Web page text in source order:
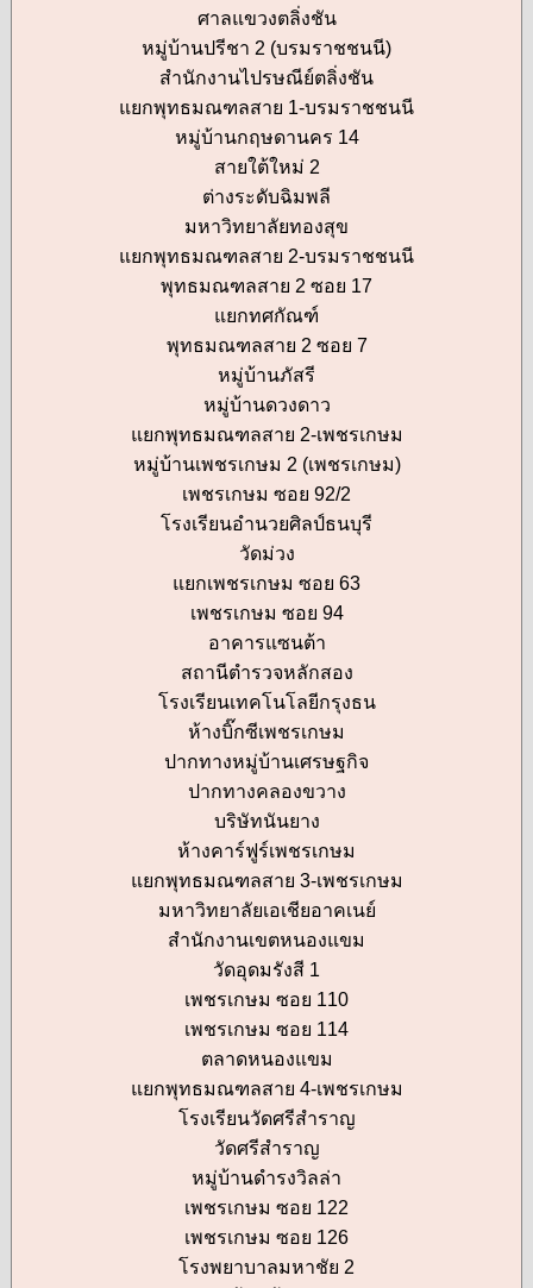
ศาลแขวงตลิ่งชัน
หมู่บ้านปรีชา 2 (บรมราชชนนี)
สำนักงานไปรษณีย์ตลิ่งชัน
แยกพุทธมณฑลสาย 1-บรมราชชนนี
หมู่บ้านกฤษดานคร 14
สายใต้ใหม่ 2
ต่างระดับฉิมพลี
มหาวิทยาลัยทองสุข
แยกพุทธมณฑลสาย 2-บรมราชชนนี
พุทธมณฑลสาย 2 ซอย 17
แยกทศกัณฑ์
พุทธมณฑลสาย 2 ซอย 7
หมู่บ้านภัสรี
หมู่บ้านดวงดาว
แยกพุทธมณฑลสาย 2-เพชรเกษม
หมู่บ้านเพชรเกษม 2 (เพชรเกษม)
เพชรเกษม ซอย 92/2
โรงเรียนอำนวยศิลป์ธนบุรี
วัดม่วง
แยกเพชรเกษม ซอย 63
เพชรเกษม ซอย 94
อาคารแซนต้า
สถานีตำรวจหลักสอง
โรงเรียนเทคโนโลยีกรุงธน
ห้างบิ๊กซีเพชรเกษม
ปากทางหมู่บ้านเศรษฐกิจ
ปากทางคลองขวาง
บริษัทนันยาง
ห้างคาร์ฟูร์เพชรเกษม
แยกพุทธมณฑลสาย 3-เพชรเกษม
มหาวิทยาลัยเอเชียอาคเนย์
สำนักงานเขตหนองแขม
วัดอุดมรังสี 1
เพชรเกษม ซอย 110
เพชรเกษม ซอย 114
ตลาดหนองแขม
แยกพุทธมณฑลสาย 4-เพชรเกษม
โรงเรียนวัดศรีสำราญ
วัดศรีสำราญ
หมู่บ้านดำรงวิลล่า
เพชรเกษม ซอย 122
เพชรเกษม ซอย 126
โรงพยาบาลมหาชัย 2